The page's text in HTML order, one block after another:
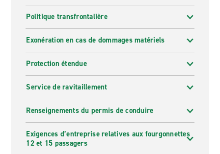
Politique transfrontalière
Exonération en cas de dommages matériels
Protection étendue
Service de ravitaillement
Renseignements du permis de conduire
Exigences d’entreprise relatives aux fourgonnettes
12 et 15 passagers